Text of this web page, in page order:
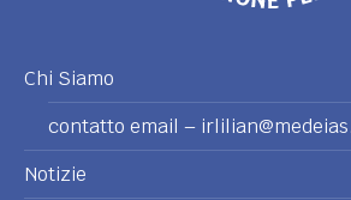
Chi Siamo
contatto email –
Notizie